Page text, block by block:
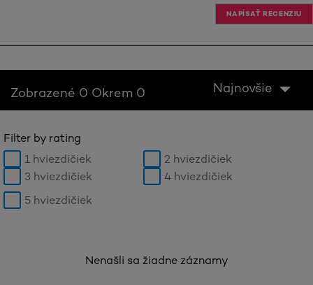
NAPÍSAŤ RECENZIU
Zobrazené 0 Okrem 0 Najnovšie
Filter by rating
1 hviezdičiek
2 hviezdičiek
3 hviezdičiek
4 hviezdičiek
5 hviezdičiek
Nenašli sa žiadne záznamy